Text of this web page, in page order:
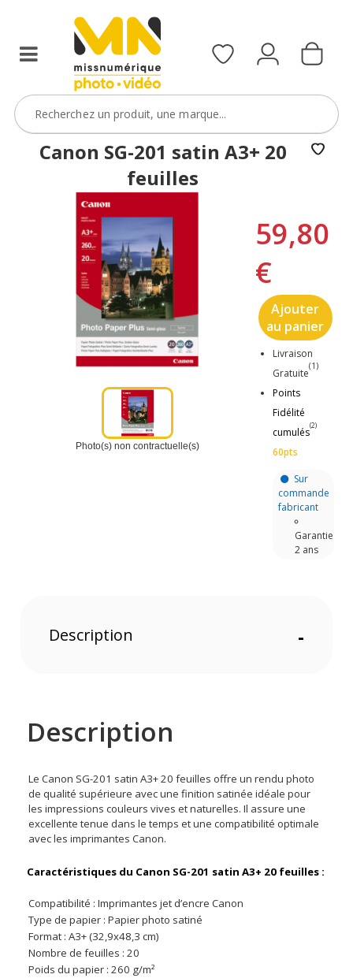
Canon SG-201 satin A3+ 20
feuilles
Photo(s) non contractuelle(s)
59,80
€
Ajouter
au panier
Livraison
Gratuite
(1)
Points
Fidélité
cumulés
(2)
60pts
Sur
commande
fabricant
Garantie
2 ans
Description -
Description
Le Canon SG-201 satin A3+ 20 feuilles offre un rendu photo
de qualité supérieure avec une finition satinée idéale pour
les impressions couleurs vives et naturelles. Il assure une
excellente tenue dans le temps et une compatibilité optimale
avec les imprimantes Canon.
Caractéristiques du Canon SG-201 satin A3+ 20 feuilles :
Compatibilité : Imprimantes jet d’encre Canon
Type de papier : Papier photo satiné
Format : A3+ (32,9x48,3 cm)
Nombre de feuilles : 20
Poids du papier : 260 g/m²